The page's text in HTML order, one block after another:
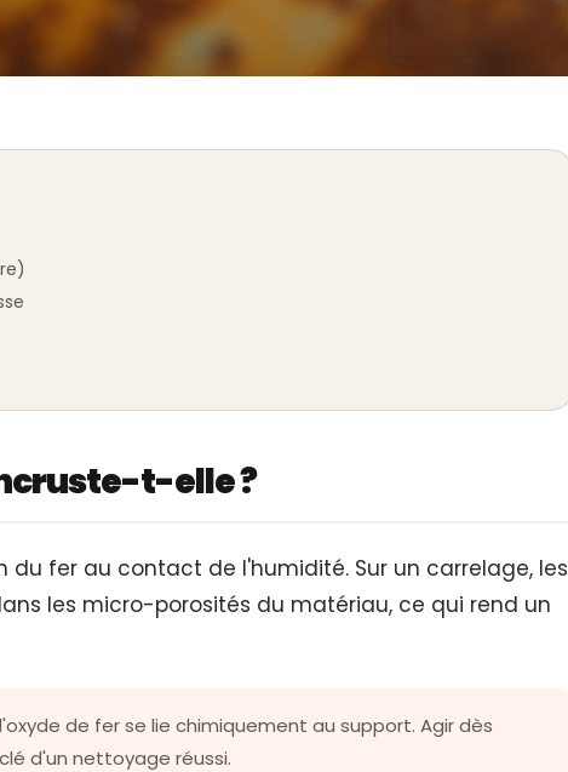
t-elle ?
du fer au contact de l'humidité. Sur un carrelage, les
les micro-porosités du matériau, ce qui rend un
de fer se lie chimiquement au support. Agir dès
d'un nettoyage réussi.